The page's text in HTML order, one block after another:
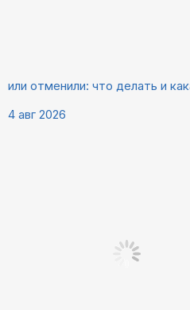
или отменили: что делать и
4 авг 2026